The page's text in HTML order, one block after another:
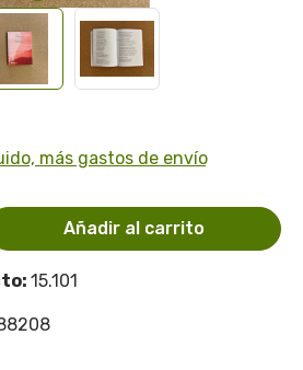
más gastos de envío
introduce la
Añadir al carrito
15.101